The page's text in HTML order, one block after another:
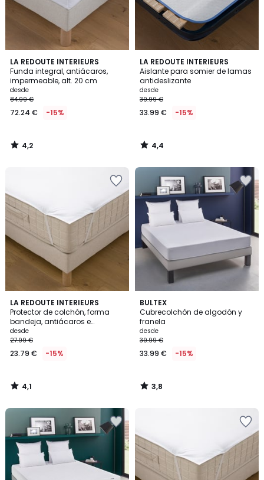
LA REDOUTE INTERIEURS
Funda integral, antiácaros,
impermeable, alt. 20 cm
desde
84.99 €
72.24 € -15%
4,2
/ 5
4,2
/
LA REDOUTE INTERIEURS
Aislante para somier de lamas
antideslizante
desde
39.99 €
33.99 € -15%
4,4
/ 5
4,4
/
LA REDOUTE INTERIEURS
Protector de colchón, forma
bandeja, antiácaros e
impermeable
desde
27.99 €
23.79 € -15%
4,1
/ 5
4,1
/
BULTEX
Cubrecolchón de algodón y
franela
desde
39.99 €
33.99 € -15%
3,8
/ 5
3,8
/